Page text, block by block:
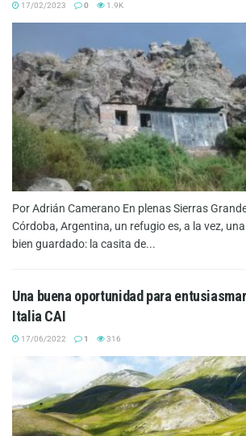
17/02/2023 0 1.9K
Por Adrián Camerano En plenas Sierras
Córdoba, Argentina, un refugio es, a la vez,
bien guardado: la casita de...
Una buena oportunidad para
Italia CAI
17/06/2022 1 316